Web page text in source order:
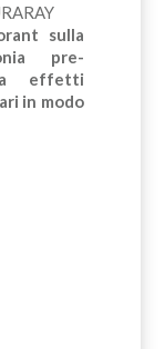
sulla
pre-
effetti
in modo